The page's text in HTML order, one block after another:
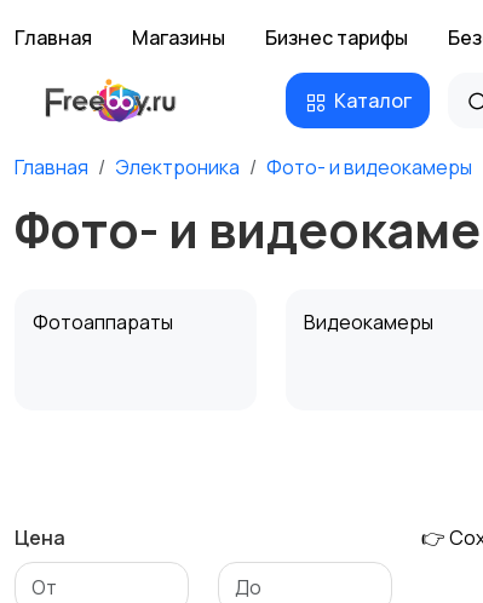
Главная Магазины Бизнес тарифы
Каталог
Главная Электроника Фото- и видеокамеры
Фото- и
Фотоаппараты Видеокамеры
Цена 👉